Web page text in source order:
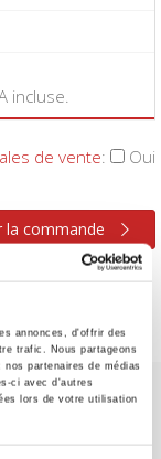
annonces, d'offrir des
trafic. Nous partageons
partenaires de médias
ci avec d'autres
lors de votre utilisation
incluse.
de vente: Oui
la commande